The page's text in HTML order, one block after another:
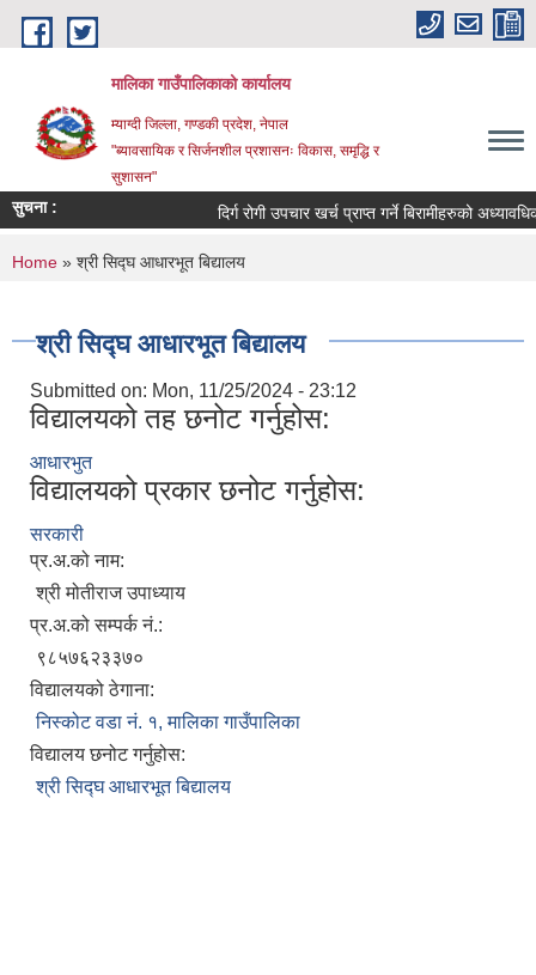
Skip to main content
मालिका गाउँपालिकाको कार्यालय
म्याग्दी जिल्ला, गण्डकी प्रदेश, नेपाल
"ब्यावसायिक र सिर्जनशील प्रशासनः विकास, समृद्धि र
सुशासन"
सुचना : दिर्ग रोगी उपचार खर्च प्राप्त गर्ने बिरामीहरुको अध्यावधिक
You are here
Home » श्री सिद्घ आधारभूत बिद्यालय
श्री सिद्घ आधारभूत बिद्यालय
Submitted on: Mon, 11/25/2024 - 23:12
विद्यालयको तह छनोट गर्नुहोस:
आधारभुत
विद्यालयको प्रकार छनोट गर्नुहोस:
सरकारी
प्र.अ.को नाम:
श्री मोतीराज उपाध्याय
प्र.अ.को सम्पर्क नं.:
९८५७६२३३७०
विद्यालयको ठेगाना:
निस्कोट वडा नं. १, मालिका गाउँपालिका
विद्यालय छनोट गर्नुहोस:
श्री सिद्घ आधारभूत बिद्यालय